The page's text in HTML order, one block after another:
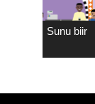
Sunu biir